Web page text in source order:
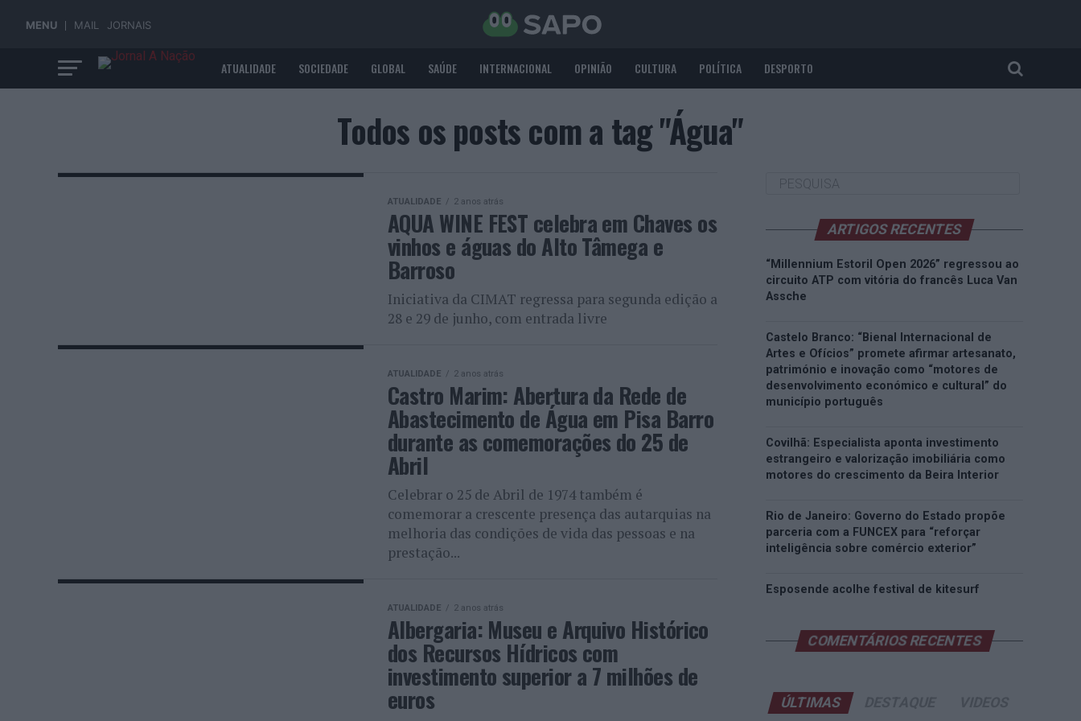
MENU MAIL JORNAIS
ATUALIDADE SOCIEDADE GLOBAL SAÚDE INTERNACIONAL OPINIÃO CULTURA POLÍTICA DESPORTO
Todos os posts com a tag "Água"
ATUALIDADE 2 anos atrás
AQUA WINE FEST celebra em Chaves os
vinhos e águas do Alto Tâmega e
Barroso
Iniciativa da CIMAT regressa para segunda edição a
28 e 29 de junho, com entrada livre
ATUALIDADE 2 anos atrás
Castro Marim: Abertura da Rede de
Abastecimento de Água em Pisa Barro
durante as comemorações do 25 de
Abril
Celebrar o 25 de Abril de 1974 também é
comemorar a crescente presença das autarquias na
melhoria das condições de vida das pessoas e na
prestação...
ATUALIDADE 2 anos atrás
Albergaria: Museu e Arquivo Histórico
dos Recursos Hídricos com
investimento superior a 7 milhões de
euros
ARTIGOS RECENTES
“Millennium Estoril Open 2026” regressou ao
circuito ATP com vitória do francês Luca Van
Assche
Castelo Branco: “Bienal Internacional de
Artes e Ofícios” promete afirmar artesanato,
património e inovação como “motores de
desenvolvimento económico e cultural” do
município português
Covilhã: Especialista aponta investimento
estrangeiro e valorização imobiliária como
motores do crescimento da Beira Interior
Rio de Janeiro: Governo do Estado propõe
parceria com a FUNCEX para “reforçar
inteligência sobre comércio exterior”
Esposende acolhe festival de kitesurf
COMENTÁRIOS RECENTES
ÚLTIMAS